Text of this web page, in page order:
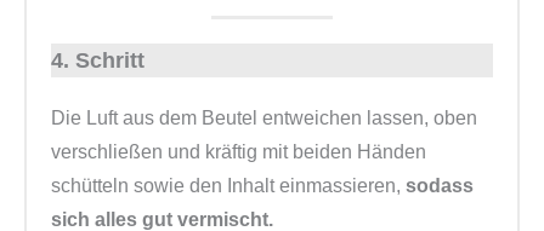
4. Schritt
Die Luft aus dem Beutel entweichen lassen, oben
verschließen und kräftig mit beiden Händen
schütteln sowie den Inhalt einmassieren, sodass
sich alles gut vermischt.